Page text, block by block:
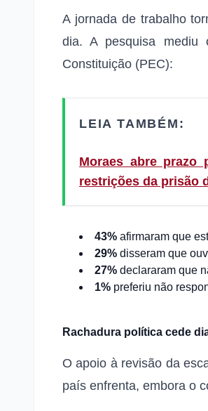
A jornada de trabalho
dia. A pesquisa
Constituição (PEC):
LEIA TAMBÉM:
Moraes abre prazo
restrições da prisão
43% afirmaram que
29% disseram que
27% declararam que
1% preferiu não
Rachadura política cede
O apoio à revisão da
país enfrenta, embora o